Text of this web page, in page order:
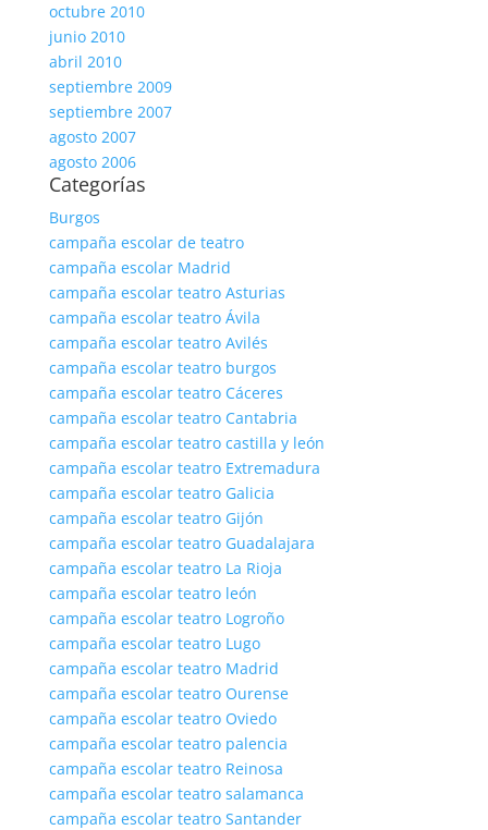
octubre 2010
junio 2010
abril 2010
septiembre 2009
septiembre 2007
agosto 2007
agosto 2006
Categorías
Burgos
campaña escolar de teatro
campaña escolar Madrid
campaña escolar teatro Asturias
campaña escolar teatro Ávila
campaña escolar teatro Avilés
campaña escolar teatro burgos
campaña escolar teatro Cáceres
campaña escolar teatro Cantabria
campaña escolar teatro castilla y león
campaña escolar teatro Extremadura
campaña escolar teatro Galicia
campaña escolar teatro Gijón
campaña escolar teatro Guadalajara
campaña escolar teatro La Rioja
campaña escolar teatro león
campaña escolar teatro Logroño
campaña escolar teatro Lugo
campaña escolar teatro Madrid
campaña escolar teatro Ourense
campaña escolar teatro Oviedo
campaña escolar teatro palencia
campaña escolar teatro Reinosa
campaña escolar teatro salamanca
campaña escolar teatro Santander